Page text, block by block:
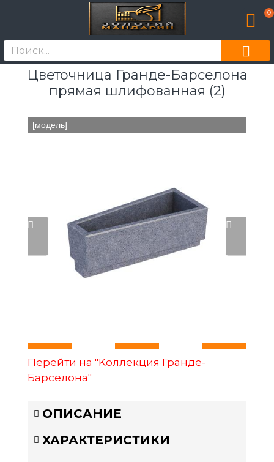
0
Цветочница Гранде-Барселона
прямая шлифованная (2)
[модель]
Перейти на "Kоллекция Гранде-
Барселона"
ОПИСАНИЕ
ХАРАКТЕРИСТИКИ